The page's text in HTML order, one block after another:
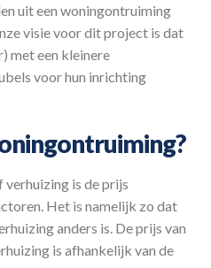
uit een woningontruiming
visie voor dit project is dat
met een kleinere
voor hun inrichting
is de prijs
Het is namelijk zo dat
anders is. De prijs van
is afhankelijk van de